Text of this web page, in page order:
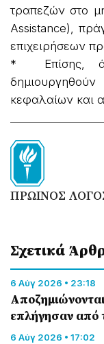
τραπεζών στο
Αssistance),
επιχειρήσεων
* Επίσης,
κεφαλαίων και
ΠΡΩΙΝΟΣ
Σχετικά
6 Αύγ 2026 • 23:18
επλήγησαν από
6 Αύγ 2026 • 17:02